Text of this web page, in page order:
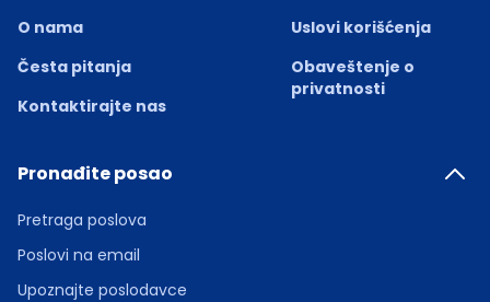
O nama
Česta pitanja
Kontaktirajte nas
Uslovi korišćenja
Obaveštenje o
privatnosti
Pronađite posao
Pretraga poslova
Poslovi na email
Upoznajte poslodavce